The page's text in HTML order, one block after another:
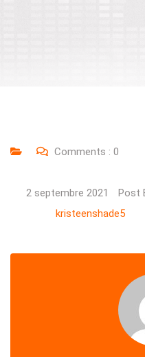
Comments : 0
2 septembre 2021
Post
kristeenshade5